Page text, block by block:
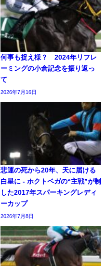
何事も捉え様？ 2024年リフレ
ーミングの小倉記念を振り返っ
て
2026年7月16日
悲運の死から20年、天に届ける
白星に - ホクトベガの“主戦”が制
した2017年スパーキングレディ
ーカップ
2026年7月8日